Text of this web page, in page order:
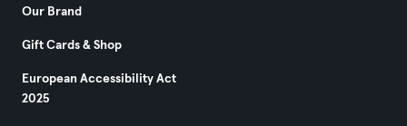
Our Brand
Gift Cards & Shop
European Accessibility Act
2025